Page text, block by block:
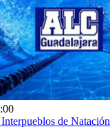
de Natación